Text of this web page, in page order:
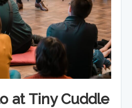
at Tiny Cuddle